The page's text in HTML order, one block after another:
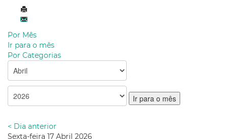
Por Mês
Ir para o mês
Por Categorias
Ir para o mês
< Dia anterior
Sexta-feira 17 Abril 2026